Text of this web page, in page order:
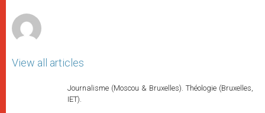
View all articles
Journalisme (Moscou & Bruxelles). Théologie (Bruxelles,
IET).